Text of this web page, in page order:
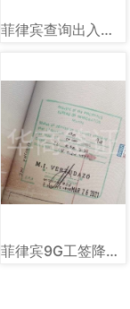
菲律宾查询出入境黑名单图片样式
菲律宾9G工签降签章样式图片讲解